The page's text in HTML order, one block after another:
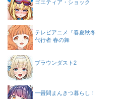
ゴエティア・ショック
テレビアニメ『春夏秋冬
代行者 春の舞
ブラウンダスト2
一畳間まんきつ暮らし！